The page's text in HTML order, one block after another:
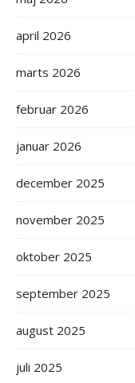
april 2026
marts 2026
februar 2026
januar 2026
december 2025
november 2025
oktober 2025
september 2025
august 2025
juli 2025